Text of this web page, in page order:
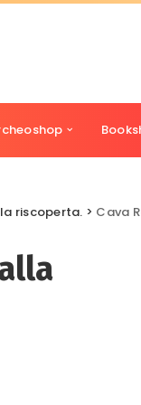
riscoperta. > Cava